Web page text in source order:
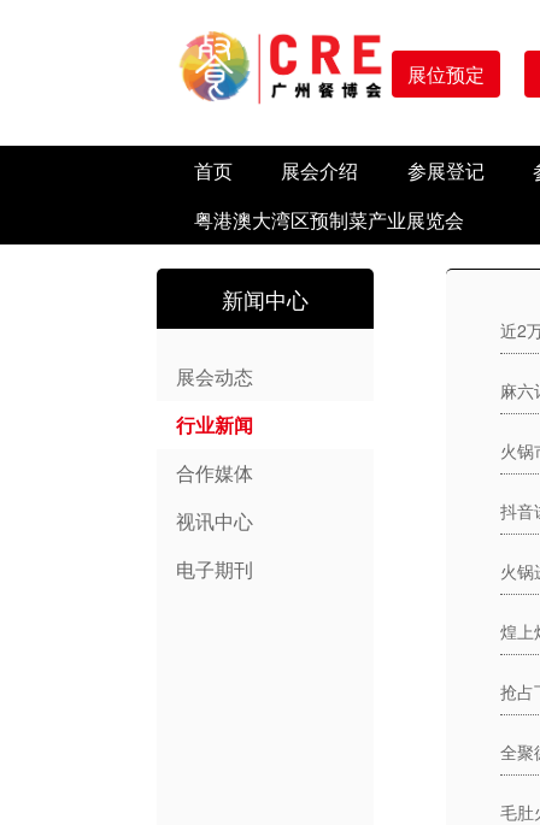
展位预定
首页 展会介绍 参展登记
粤港澳大湾区预制菜产业展览会
新闻中心
展会动态
行业新闻
合作媒体
视讯中心
电子期刊
麻六
火锅
火锅
全聚
毛肚